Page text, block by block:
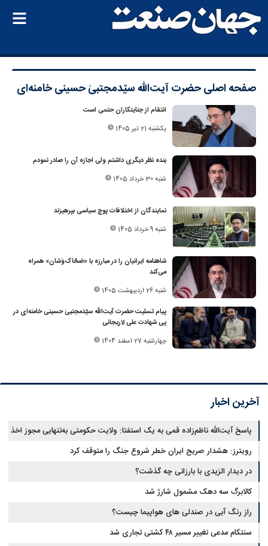
صفحه اصلیحضرت آیت‌الله سیّدمجتبیٰ حسینی خامنه‌ای
انتقام از جنایتکاران حتمی است
یکشنبه 21 تیر 1405
بنده نظر دیگری داشتم ولی اجازه آن را صادر نمودم
شنبه 30 خرداد 1405
نمایندگان از اختلافات پوچ سیاسی بپرهیزند
شنبه 9 خرداد 1405
شاهنامه ایرانیان را در مبارزه با «ضحّاک‌وَشان» همراه
می‌کند
شنبه 26 اردیبهشت 1405
پیام تسلیت حضرت آیت‌الله سیّدمجتبیٰ حسینی خامنه‌ای در
پی شهادت علی لاریجانی
چهارشنبه 27 اسفند 1404
آخرین اخبار
پاسخ آیت‌الله ناظم‌زاده قمی به یک استفتا: ولایت حکومتی به‌تنهایی مجوز اخذ
وجوهات شرعیه نیست
رویترز: هشدار صریح ایران خطر شروع جنگ را متوقف کرد
در دیدار الزیدی با بارزانی چه گذشت؟
کالابرگ سه دهک مشمول شارژ شد
راز رنگ آبی در صندلی های هواپیما چیست؟
سنتکام مدعی تغییر مسیر ۴۸ کشتی تجاری شد